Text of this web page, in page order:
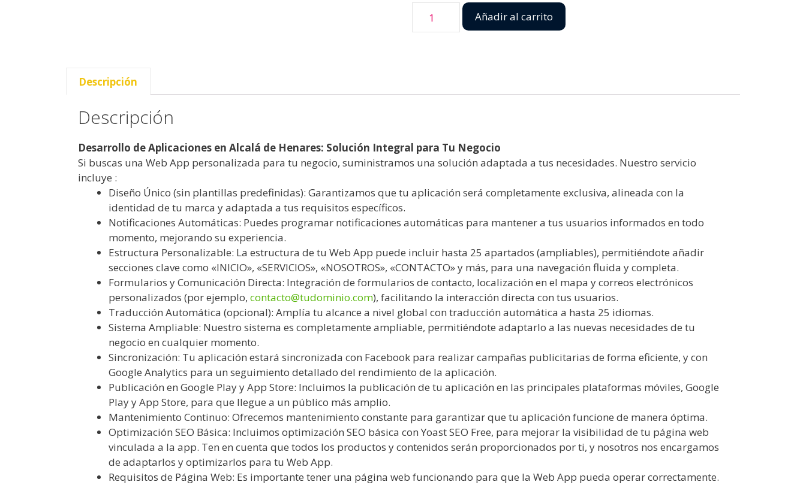
Añadir al carrito
Descripción
Descripción
Desarrollo de Aplicaciones en Alcalá de Henares: Solución Integral para Tu Negocio
Si buscas una Web App personalizada para tu negocio, suministramos una solución adaptada a tus necesidades. Nuestro servicio
incluye :
Diseño Único (sin plantillas predefinidas): Garantizamos que tu aplicación será completamente exclusiva, alineada con la
identidad de tu marca y adaptada a tus requisitos específicos.
Notificaciones Automáticas: Puedes programar notificaciones automáticas para mantener a tus usuarios informados en todo
momento, mejorando su experiencia.
Estructura Personalizable: La estructura de tu Web App puede incluir hasta 25 apartados (ampliables), permitiéndote añadir
secciones clave como «INICIO», «SERVICIOS», «NOSOTROS», «CONTACTO» y más, para una navegación fluida y completa.
Formularios y Comunicación Directa: Integración de formularios de contacto, localización en el mapa y correos electrónicos
personalizados (por ejemplo, contacto@tudominio.com), facilitando la interacción directa con tus usuarios.
Traducción Automática (opcional): Amplía tu alcance a nivel global con traducción automática a hasta 25 idiomas.
Sistema Ampliable: Nuestro sistema es completamente ampliable, permitiéndote adaptarlo a las nuevas necesidades de tu
negocio en cualquier momento.
Sincronización: Tu aplicación estará sincronizada con Facebook para realizar campañas publicitarias de forma eficiente, y con
Google Analytics para un seguimiento detallado del rendimiento de la aplicación.
Publicación en Google Play y App Store: Incluimos la publicación de tu aplicación en las principales plataformas móviles, Google
Play y App Store, para que llegue a un público más amplio.
Mantenimiento Continuo: Ofrecemos mantenimiento constante para garantizar que tu aplicación funcione de manera óptima.
Optimización SEO Básica: Incluimos optimización SEO básica con Yoast SEO Free, para mejorar la visibilidad de tu página web
vinculada a la app. Ten en cuenta que todos los productos y contenidos serán proporcionados por ti, y nosotros nos encargamos
de adaptarlos y optimizarlos para tu Web App.
Requisitos de Página Web: Es importante tener una página web funcionando para que la Web App pueda operar correctamente.